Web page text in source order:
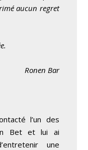
aucun regret
Ronen Bar
l’un des
Bet et lui ai
une